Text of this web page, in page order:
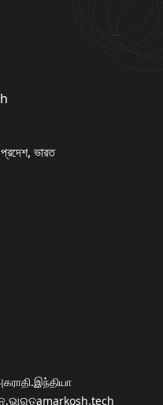
ভারত
amarkosh.tech